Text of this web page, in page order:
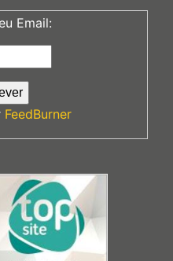
Email:
FeedBurner